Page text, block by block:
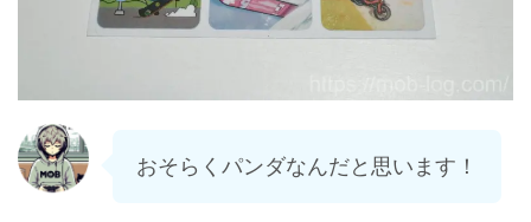
おそらくパンダなんだと思います！